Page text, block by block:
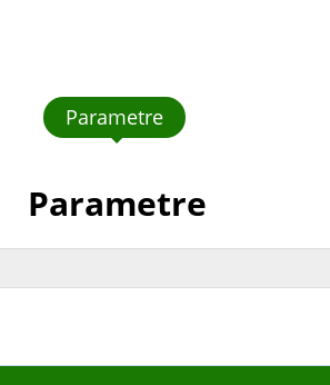
Parametre
Parametre